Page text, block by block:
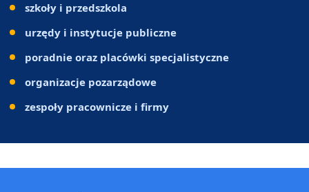
szkoły i przedszkola
urzędy i instytucje publiczne
poradnie oraz placówki specjalistyczne
organizacje pozarządowe
zespoły pracownicze i firmy